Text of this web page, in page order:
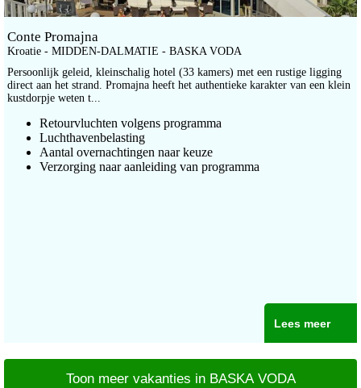
Conte Promajna
Kroatie - MIDDEN-DALMATIE - BASKA VODA
Persoonlijk geleid, kleinschalig hotel (33 kamers) met een rustige ligging
direct aan het strand. Promajna heeft het authentieke karakter van een klein
kustdorpje weten t...
Retourvluchten volgens programma
Luchthavenbelasting
Aantal overnachtingen naar keuze
Verzorging naar aanleiding van programma
Lees meer
Toon meer vakanties in BASKA VODA